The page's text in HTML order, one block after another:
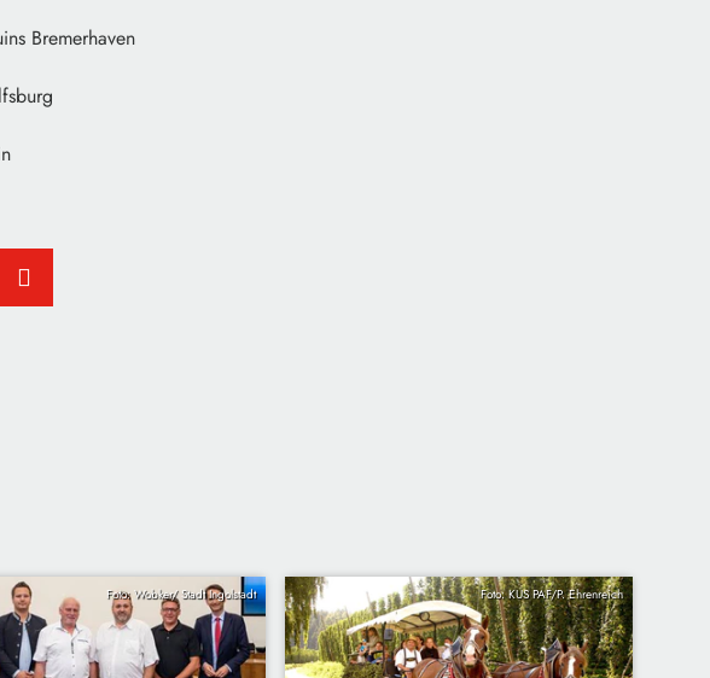
Bremerhaven
Foto: Wobker/ Stadt Ingolstadt Foto: KUS PAF/P. Ehrenreich